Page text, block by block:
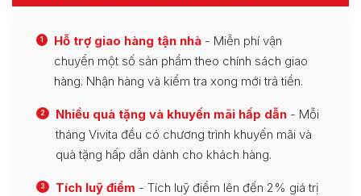
1 Hỗ trợ giao hàng tận nhà - Miễn phí vận
chuyển một số sản phẩm theo chính sách giao
hàng. Nhận hàng và kiểm tra xong mới trả tiền.
2 Nhiều quà tặng và khuyến mãi hấp dẫn - Mỗi
tháng Vivita đều có chương trình khuyến mãi và
quà tặng hấp dẫn dành cho khách hàng.
3 Tích luỹ điểm - Tích luỹ điểm lên đến 2% giá trị